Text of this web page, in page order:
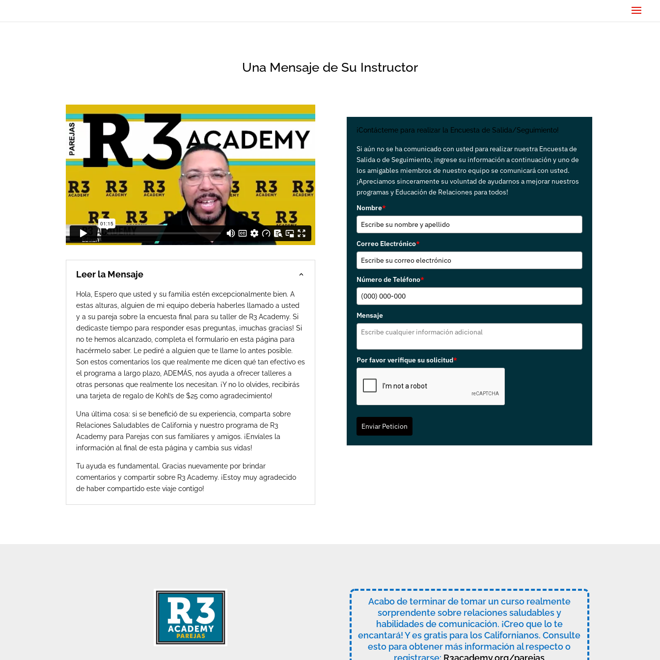
Una Mensaje de Su Instructor
Leer la Mensaje
Hola, Espero que usted y su familia estén excepcionalmente bien. A
estas alturas, alguien de mi equipo debería haberles llamado a usted
y a su pareja sobre la encuesta final para su taller de R3 Academy. Si
dedicaste tiempo para responder esas preguntas, ¡muchas gracias! Si
no te hemos alcanzado, completa el formulario en esta página para
hacérmelo saber. Le pediré a alguien que te llame lo antes posible.
Son estos comentarios los que realmente me dicen qué tan efectivo es
el programa a largo plazo, ADEMÁS, nos ayuda a ofrecer talleres a
otras personas que realmente los necesitan. ¡Y no lo olvides, recibirás
una tarjeta de regalo de Kohl’s de $25 como agradecimiento!
Una última cosa: si se benefició de su experiencia, comparta sobre
Relaciones Saludables de California y nuestro programa de R3
Academy para Parejas con sus familiares y amigos. ¡Envíales la
información al final de esta página y cambia sus vidas!
Tu ayuda es fundamental. Gracias nuevamente por brindar
comentarios y compartir sobre R3 Academy. ¡Estoy muy agradecido
de haber compartido este viaje contigo!
¡Contácteme para realizar la Encuesta de Salida/Seguimiento!
Si aún no se ha comunicado con usted para realizar nuestra Encuesta de
Salida o de Seguimiento, ingrese su información a continuación y uno de
los amigables miembros de nuestro equipo se comunicará con usted.
¡Apreciamos sinceramente su voluntad de ayudarnos a mejorar nuestros
programas y Educación de Relaciones para todos!
Nombre*
Correo Electrónico*
Número de Teléfono*
Mensaje
Por favor verifique su solicitud*
Enviar Peticion
Acabo de terminar de tomar un curso realmente
sorprendente sobre relaciones saludables y
habilidades de comunicación. ¡Creo que lo te
encantará! Y es gratis para los Californianos. Consulte
esto para obtener más información al respecto o
registrarse: R3academy.org/parejas